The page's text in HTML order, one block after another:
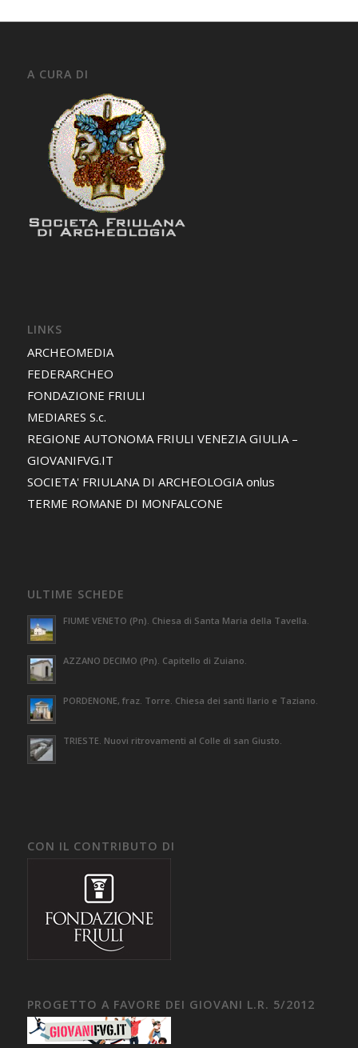
A CURA DI
LINKS
ARCHEOMEDIA
FEDERARCHEO
FONDAZIONE FRIULI
MEDIARES S.c.
REGIONE AUTONOMA FRIULI VENEZIA GIULIA –
GIOVANIFVG.IT
SOCIETA' FRIULANA DI ARCHEOLOGIA onlus
TERME ROMANE DI MONFALCONE
ULTIME SCHEDE
FIUME VENETO (Pn). Chiesa di Santa Maria della Tavella.
AZZANO DECIMO (Pn). Capitello di Zuiano.
PORDENONE, fraz. Torre. Chiesa dei santi Ilario e Taziano.
TRIESTE. Nuovi ritrovamenti al Colle di san Giusto.
CON IL CONTRIBUTO DI
PROGETTO A FAVORE DEI GIOVANI L.R. 5/2012